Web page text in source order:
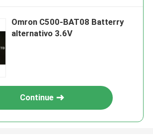
Omron C500-BAT08 Batterry
alternativo 3.6V
Continue